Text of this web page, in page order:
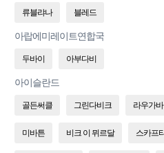
류블랴나 블레드
아랍에미레이트연합국
두바이 아부다비
아이슬란드
골든써클 그린다비크 라우가
미바튼 비크 이 뮈르달 스카프